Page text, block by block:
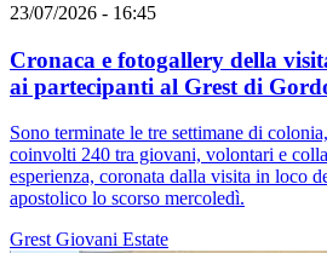
23/07/2026 - 16:45
Cronaca e fotogallery della
ai partecipanti al Grest di
Sono terminate le tre settimane di
coinvolti 240 tra giovani, volontari e
esperienza, coronata dalla visita in loco
apostolico lo scorso mercoledì.
GrestGiovani Estate